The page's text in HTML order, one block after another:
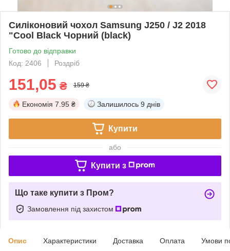
Силіконовий чохол Samsung J250 / J2 2018
"Cool Black Чорний (black)
Готово до відправки
Код: 2406
Роздріб
151,05 ₴ 159 ₴
Економія 7.95 ₴ Залишилось 9 днів
Купити
або
Купити з
Що таке купити з Пром?
Замовлення під захистом
Опис Характеристики Доставка Оплата Умови